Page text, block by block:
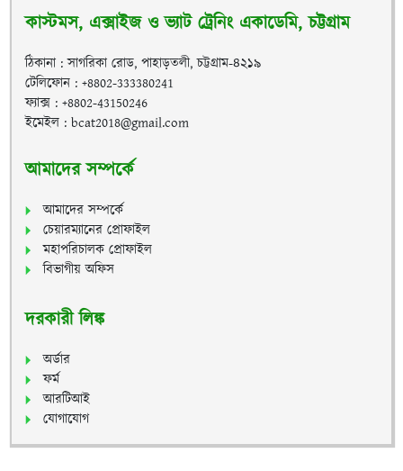
কাস্টমস, এক্সাইজ ও ভ্যাট ট্রেনিং একাডেমি, চট্টগ্রাম
ঠিকানা : সাগরিকা রোড, পাহাড়তলী, চট্টগ্রাম-৪২১৯
টেলিফোন : +8802-333380241
ফ্যাক্স : +8802-43150246
ইমেইল : bcat2018@gmail.com
আমাদের সম্পর্কে
আমাদের সম্পর্কে
চেয়ারম্যানের প্রোফাইল
মহাপরিচালক প্রোফাইল
বিভাগীয় অফিস
দরকারী লিঙ্ক
অর্ডার
ফর্ম
আরটিআই
যোগাযোগ